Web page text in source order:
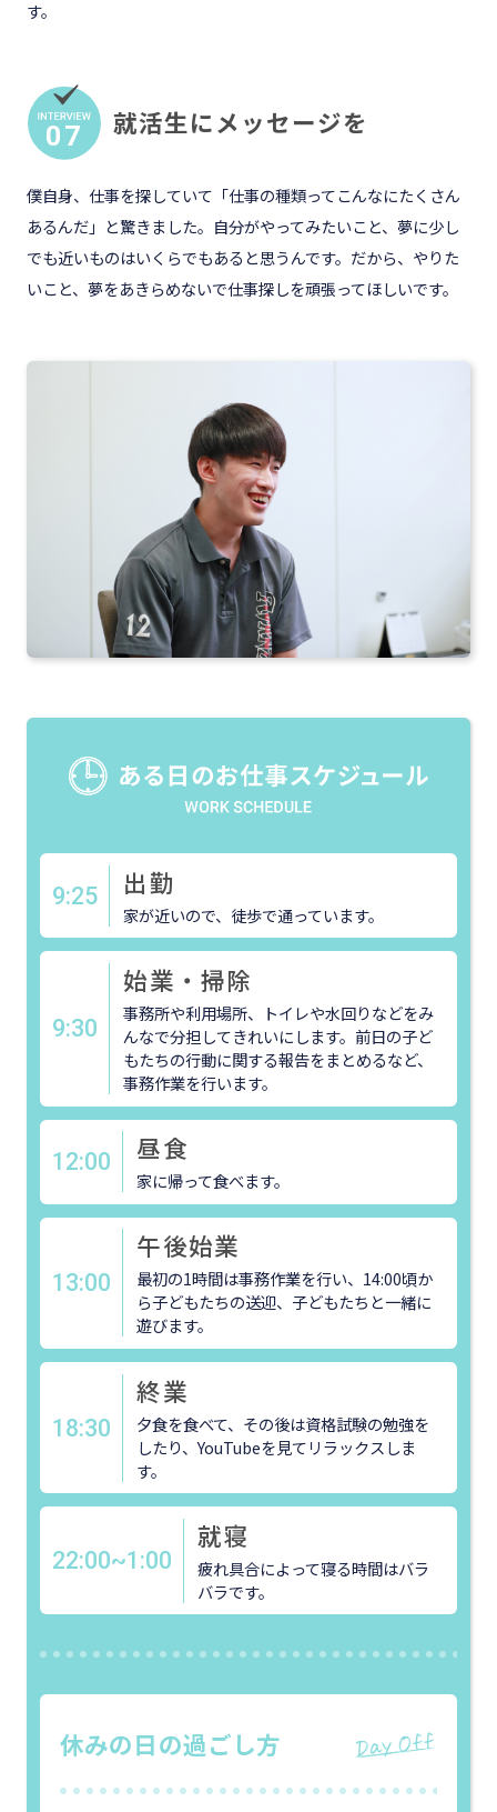
す。
07 就活生にメッセージを
僕自身、仕事を探していて「仕事の種類ってこんなにたくさん
あるんだ」と驚きました。自分がやってみたいこと、夢に少し
でも近いものはいくらでもあると思うんです。だから、やりた
いこと、夢をあきらめないで仕事探しを頑張ってほしいです。
9:25 出勤
家が近いので、徒歩で通っています。
9:30
始業・掃除
事務所や利用場所、トイレや水回りなどをみ
んなで分担してきれいにします。前日の子ど
もたちの行動に関する報告をまとめるなど、
事務作業を行います。
12:00 昼食
家に帰って食べます。
13:00
午後始業
最初の1時間は事務作業を行い、14:00頃か
ら子どもたちの送迎、子どもたちと一緒に
遊びます。
18:30
終業
夕食を食べて、その後は資格試験の勉強を
したり、YouTubeを見てリラックスしま
す。
22:00~1:00
就寝
疲れ具合によって寝る時間はバラ
バラです。
休みの日の過ごし方